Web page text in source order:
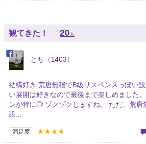
観てきた！ 20 人
とち（1403）
結構好き 荒唐無稽でB級サスペンスっぽい
い展開は好きなので最後まで楽しめました
ンが特に◎ ゾクゾクしますね。 ただ、荒唐
設...
満足度 ★★★★